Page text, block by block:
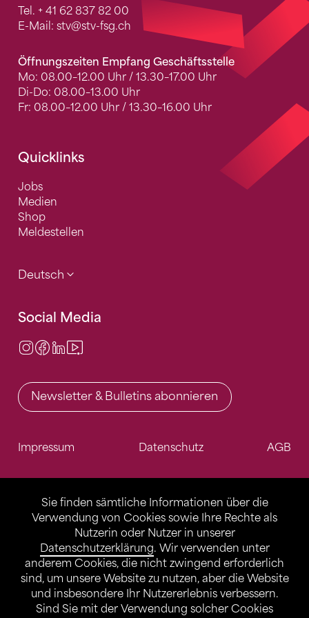
Sie finden sämtliche Informationen über die
Verwendung von Cookies sowie Ihre Rechte als
Nutzerin oder Nutzer in unserer
Datenschutzerklärung. Wir verwenden unter
anderem Cookies, die nicht zwingend erforderlich
sind, um unsere Website zu nutzen, aber die Website
und insbesondere Ihr Nutzererlebnis verbessern.
Sind Sie mit der Verwendung solcher Cookies
Tel. + 41 62 837 82 00
E-Mail: stv@stv-fsg.ch
Öffnungszeiten Empfang Geschäftsstelle
Mo: 08.00–12.00 Uhr / 13.30–17.00 Uhr
Di-Do: 08.00–13.00 Uhr
Fr: 08.00–12.00 Uhr / 13.30–16.00 Uhr
Quicklinks
Jobs
Medien
Shop
Meldestellen
Deutsch
Social Media
Instagram
Facebook
LinkedIn
Newsletter & Bulletins abonnieren
Impressum Datenschutz AGB